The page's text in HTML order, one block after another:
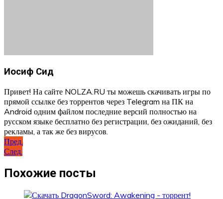
Иосиф Сид
Привет! На сайте NOLZA.RU ты можешь скачивать игры по
прямой ссылке без торрентов через Telegram на ПК на
Android одним файлом последние версий полностью на
русском языке бесплатно без регистрации, без ожиданий, без
рекламы, а так же без вирусов.
Навигация
по
записям
Пред.
След.
Похожие посты